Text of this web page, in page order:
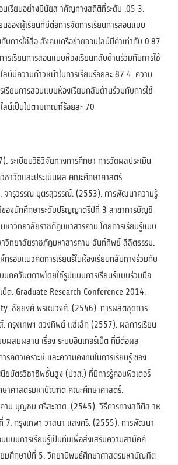
นเรียนอย่างมีนัยส าคัญทางสถิติที่ระดับ .05 3.
นของผู้เรียนที่มีต่อการจัดการเรียนการสอนแบบ
บการใช้สื่อ สังคมเครือข่ายออนไลน์มีค่าเท่ากับ 0.87
ารเรียนการสอนแบบห้องเรียนกลับด้านร่วมกับการใช้
ลน์มีความก้าวหน้าในการเรียนร้อยละ 87 4. ความ
เรียนการสอนแบบห้องเรียนกลับด้านร่วมกับการใช้
ลน์เป็นไปตามเกณฑ์ร้อยละ 70
ระเบียบวิธีวิจัยทางการศึกษา การวัดผลประเมิน
ชาวัดและประเมินผล คณะศึกษาศาสตร์
จารุวรรณ บุตรสุวรรณ์. (2553). การพัฒนาความรู้
องนักศึกษาระดับปริญญาตรีปีที่ 3 สาขาการบัญชี
าวิทยาลัยราชภัฏมหาสารคาม โดยการเรียนรู้แบบ
วิทยาลัยราชภัฏมหาสารคาม ฉันท์ทิพย์ ลีลิตธรรม.
กรอบแนวคิดการเรียนร้ในห้องเรียนกลับทางร่วมกับ
บบภควันตภาพโดยใช้รูปแบบการเรียนร้แบบร่วมมือ
น็ต. Graduate Research Conference 2014.
ชัยยงศ์ พรหมวงศ์. (2546). การผลิตชุดการ
. กรุงเทพฯ ดวงทิพย์ แซ่เล็ก (2557). ผลการเรียน
ผสมผสาน เรื่อง ระบบอินเทอร์เน็ต ที่มีต่อผล
รคิดวิเคราะห์ และความคงทนในการเรียนรู้ ของ
ยบัตรวิชาชีพชั้นสูง (ปวส.) ที่มีการรู้คอมพิวเตอร์
าศาสตรมหาบัณฑิต คณะศึกษาศาสตร์.
าม บุญชม ศรีสะอาด. (2545). วิธีการทางสถิติส าห
7. กรุงเทพฯ วาสนา แสงศรี. (2555). การพัฒนา
แบบการเรียนรู้เป็นทีมเพื่อส่งเสริมความสามัคคี
มศึกษาปีที่ 5. วิทยานิพนธ์ศึกษาศาสตรมหาบัณฑิต